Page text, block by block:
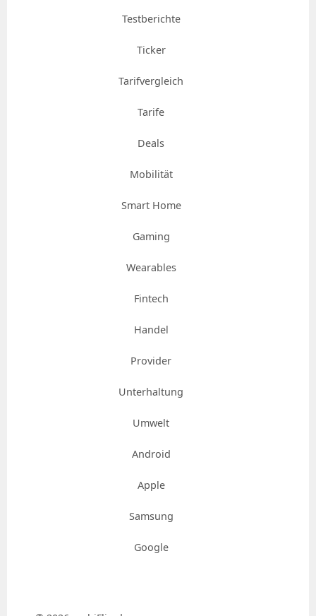
Testberichte
Ticker
Tarifvergleich
Tarife
Deals
Mobilität
Smart Home
Gaming
Wearables
Fintech
Handel
Provider
Unterhaltung
Umwelt
Android
Apple
Samsung
Google